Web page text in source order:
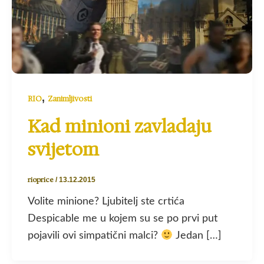
RIO, Zanimljivosti
Kad minioni zavladaju
svijetom
rioprice /13.12.2015
Volite minione? Ljubitelj ste crtića
Despicable me u kojem su se po prvi put
pojavili ovi simpatični malci?
Jedan […]